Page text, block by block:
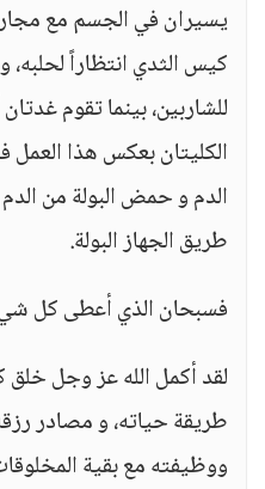
يسيران في الجسم مع
كيس الثدي انتظاراً لحلبه،
للشاربين، بينما تقوم
الكليتان بعكس هذا
الدم و حمض البولة من
طريق الجهاز البولة.
فسبحان الذي أعطى كل
لقد أكمل الله عز وجل
طريقة حياته، و مصادر
ووظيفته مع بقية